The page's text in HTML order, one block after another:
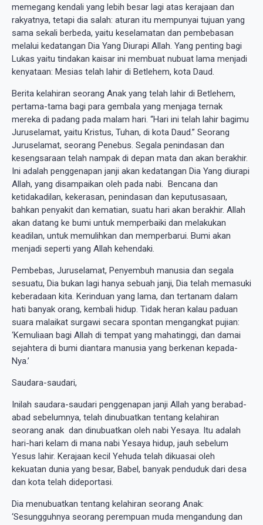
memegang kendali yang lebih besar lagi atas kerajaan dan
rakyatnya, tetapi dia salah: aturan itu mempunyai tujuan yang
sama sekali berbeda, yaitu keselamatan dan pembebasan
melalui kedatangan Dia Yang Diurapi Allah. Yang penting bagi
Lukas yaitu tindakan kaisar ini membuat nubuat lama menjadi
kenyataan: Mesias telah lahir di Betlehem, kota Daud.
Berita kelahiran seorang Anak yang telah lahir di Betlehem,
pertama-tama bagi para gembala yang menjaga ternak
mereka di padang pada malam hari. “Hari ini telah lahir bagimu
Juruselamat, yaitu Kristus, Tuhan, di kota Daud.” Seorang
Juruselamat, seorang Penebus. Segala penindasan dan
kesengsaraan telah nampak di depan mata dan akan berakhir.
Ini adalah penggenapan janji akan kedatangan Dia Yang diurapi
Allah, yang disampaikan oleh pada nabi. Bencana dan
ketidakadilan, kekerasan, penindasan dan keputusasaan,
bahkan penyakit dan kematian, suatu hari akan berakhir. Allah
akan datang ke bumi untuk memperbaiki dan melakukan
keadilan, untuk memulihkan dan memperbarui. Bumi akan
menjadi seperti yang Allah kehendaki.
Pembebas, Juruselamat, Penyembuh manusia dan segala
sesuatu, Dia bukan lagi hanya sebuah janji, Dia telah memasuki
keberadaan kita. Kerinduan yang lama, dan tertanam dalam
hati banyak orang, kembali hidup. Tidak heran kalau paduan
suara malaikat surgawi secara spontan mengangkat pujian:
‘Kemuliaan bagi Allah di tempat yang mahatinggi, dan damai
sejahtera di bumi diantara manusia yang berkenan kepada-
Nya.’
Saudara-saudari,
Inilah saudara-saudari penggenapan janji Allah yang berabad-
abad sebelumnya, telah dinubuatkan tentang kelahiran
seorang anak dan dinubuatkan oleh nabi Yesaya. Itu adalah
hari-hari kelam di mana nabi Yesaya hidup, jauh sebelum
Yesus lahir. Kerajaan kecil Yehuda telah dikuasai oleh
kekuatan dunia yang besar, Babel, banyak penduduk dari desa
dan kota telah dideportasi.
Dia menubuatkan tentang kelahiran seorang Anak:
‘Sesungguhnya seorang perempuan muda mengandung dan